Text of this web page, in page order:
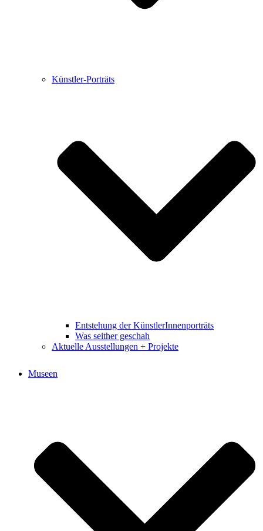
Künstler-Porträts
Entstehung der KünstlerInnenporträts
Was seither geschah
Aktuelle Ausstellungen + Projekte
Museen